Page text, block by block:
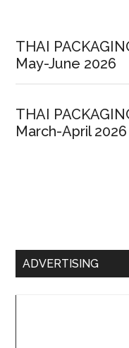
THAI
May-June 2026
THAI
March-April 2026
ADVERTISING